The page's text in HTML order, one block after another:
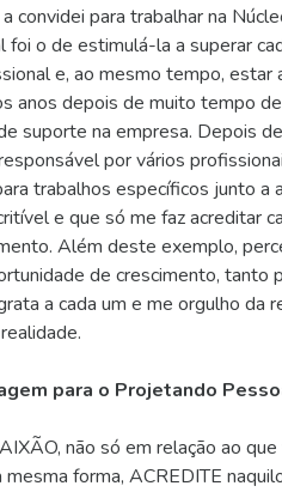
convidei para trabalhar na
foi o de estimulá-la a superar
e, ao mesmo tempo, estar
anos depois de muito tempo
suporte na empresa. Depois
por vários
trabalhos específicos junto
e que só me faz acreditar
Além deste exemplo,
de crescimento, tanto
a cada um e me orgulho da
para o Projetando
não só em relação ao
forma, ACREDITE